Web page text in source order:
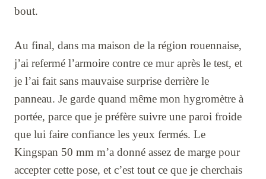
bout.
Au final, dans ma maison de la région rouennaise,
j’ai refermé l’armoire contre ce mur après le test, et
je l’ai fait sans mauvaise surprise derrière le
panneau. Je garde quand même mon hygromètre à
portée, parce que je préfère suivre une paroi froide
que lui faire confiance les yeux fermés. Le
Kingspan 50 mm m’a donné assez de marge pour
accepter cette pose, et c’est tout ce que je cherchais